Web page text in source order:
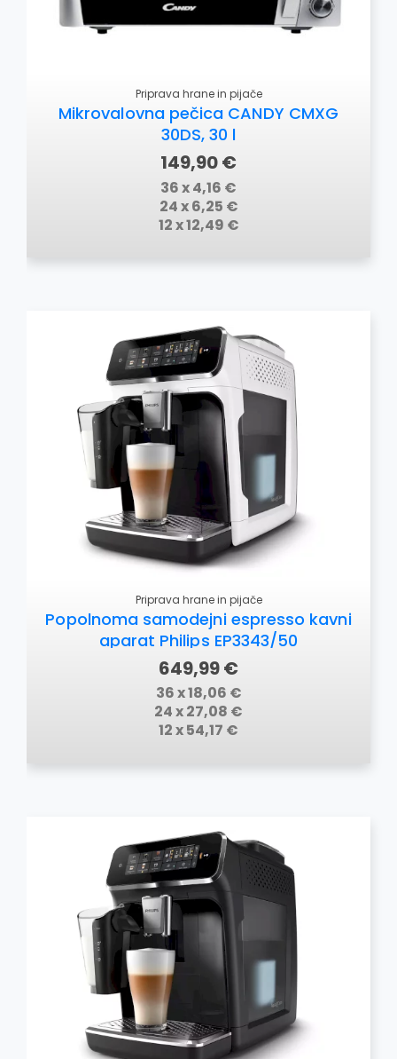
Priprava hrane in pijače
Mikrovalovna pečica CANDY CMXG
30DS, 30 l
149,90 €
36 x 4,16 €
24 x 6,25 €
12 x 12,49 €
Priprava hrane in pijače
Popolnoma samodejni espresso kavni
aparat Philips EP3343/50
649,99 €
36 x 18,06 €
24 x 27,08 €
12 x 54,17 €